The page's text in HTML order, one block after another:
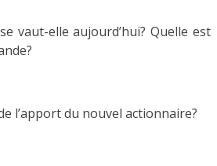
vaut-elle aujourd’hui? Quelle est
l’apport du nouvel actionnaire?